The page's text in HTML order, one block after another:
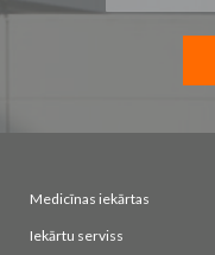
saņemšanai:
Medicīnas iekārtas
Iekārtu serviss